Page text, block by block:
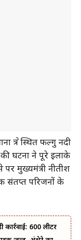
क्षेत्र स्थित फल्गु नदी
घटना ने पूरे इलाके
पर मुख्यमंत्री नीतीश
संतप्त परिजनों के
600 लीटर